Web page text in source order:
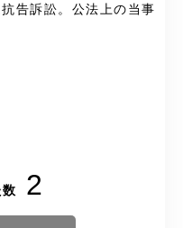
告訴訟。公法上の当事
2